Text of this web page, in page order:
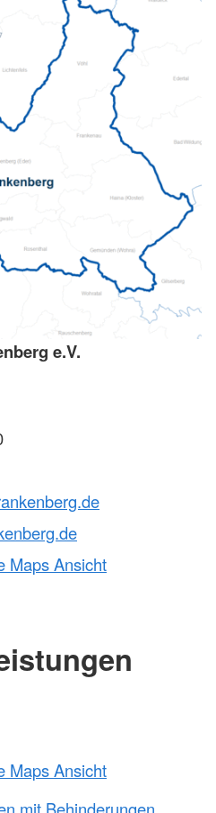
e.V.
Maps Ansicht
Maps Ansicht